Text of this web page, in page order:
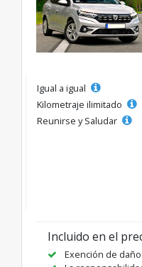
Igual a igual
Kilometraje ilimitado
Reunirse y Saludar
Incluido en el
Exención de